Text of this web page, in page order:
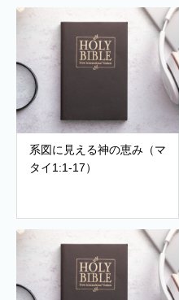
系図に見える神の恵み（マ
タイ1:1-17）